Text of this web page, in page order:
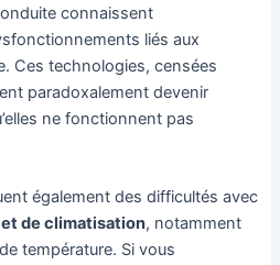
connaissent
liés aux
Ces technologies, censées
paradoxalement devenir
ne fonctionnent pas
également des difficultés avec
de climatisation, notamment
température. Si vous